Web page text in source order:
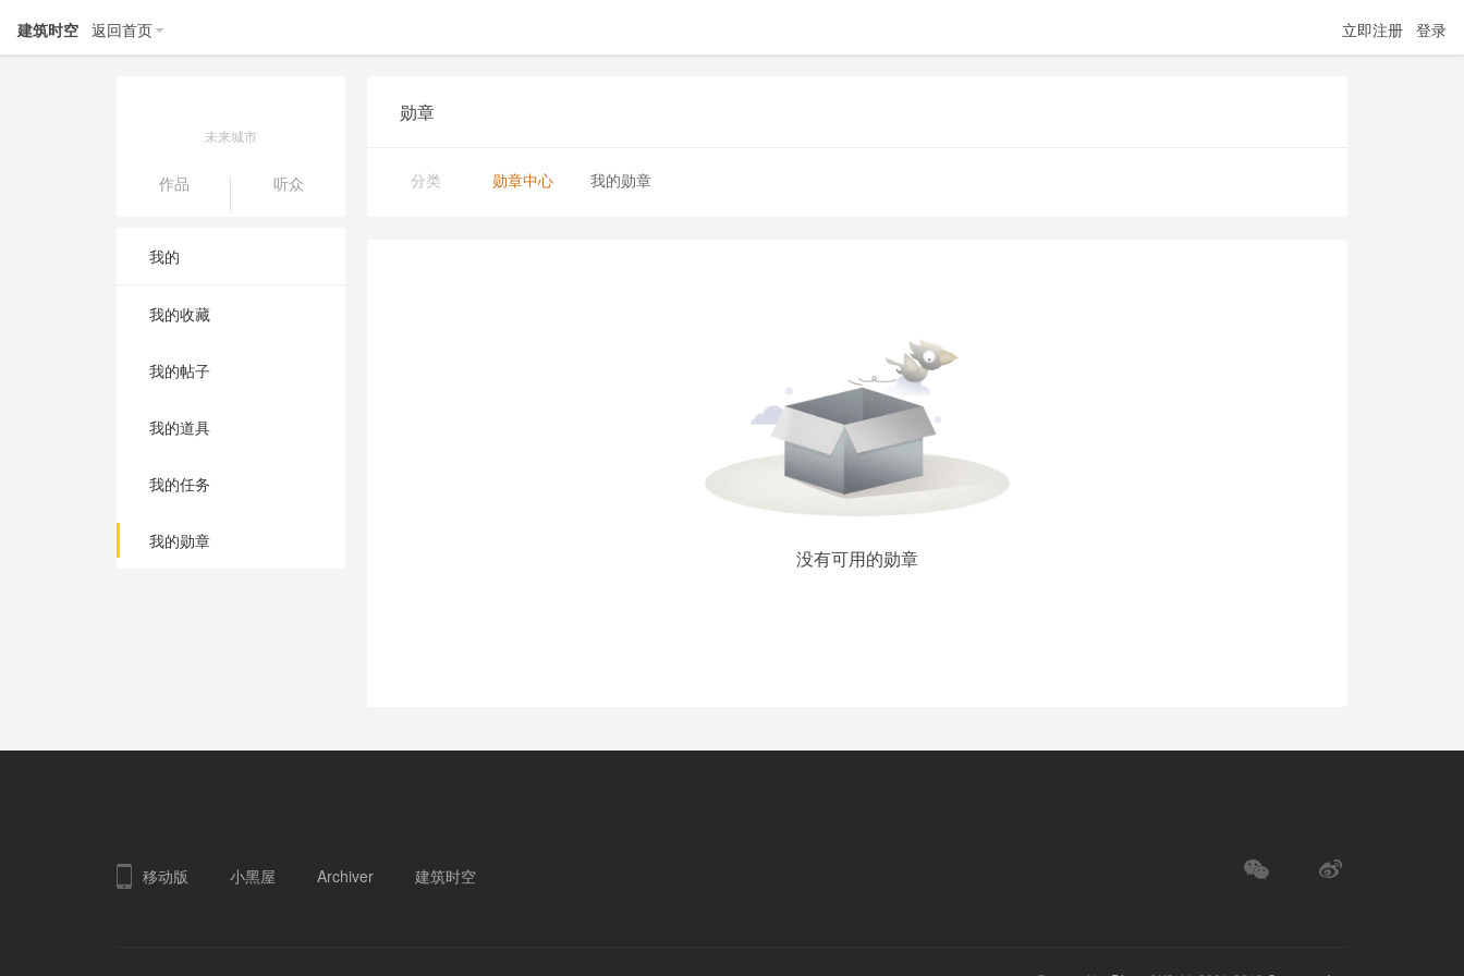
立即注册 登录
建筑时空 返回首页
未来城市
作品 听众
我的
我的收藏
我的帖子
我的道具
我的任务
我的勋章
勋章
分类 勋章中心 我的勋章
没有可用的勋章
移动版 小黑屋 Archiver 建筑时空